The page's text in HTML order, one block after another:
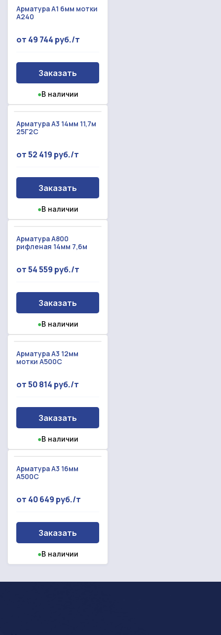
Арматура А1 6мм мотки
А240
от 49 744 руб./т
Заказать
●В наличии
Арматура А3 14мм 11,7м
25Г2С
от 52 419 руб./т
Заказать
●В наличии
Арматура А800
рифленая 14мм 7,6м
от 54 559 руб./т
Заказать
●В наличии
Арматура А3 12мм
мотки А500С
от 50 814 руб./т
Заказать
●В наличии
Арматура А3 16мм
А500С
от 40 649 руб./т
Заказать
●В наличии